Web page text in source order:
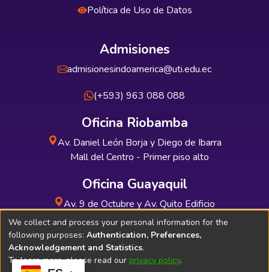
Política de Uso de Datos
Admisiones
admisionesindoamerica@uti.edu.ec
(+593) 963 088 088
Oficina Riobamba
Av. Daniel León Borja y Diego de Ibarra
Mall del Centro - Primer piso alto
Oficina Guayaquil
Av. 9 de Octubre y Av. Quito Edificio
INDUAUTO - Planta baja
We collect and process your personal information for the
following purposes: Authentication, Preferences,
Acknowledgement and Statistics.
To learn more, please read our privacy policy.